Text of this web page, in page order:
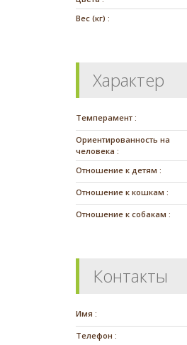
Вес (кг) :
Характер
Темперамент :
Ориентированность на
человека :
Отношение к детям :
Отношение к кошкам :
Отношение к собакам :
Контакты
Имя :
Телефон :